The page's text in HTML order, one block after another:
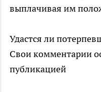
выплачивая им
Удастся ли
Свои комментарии
публикацией